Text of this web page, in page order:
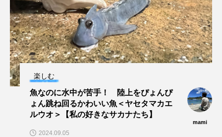
マテガイ ミカヅキノエボシ
ミナミギンガメアジ ミナミヌマエビ
ミナミハタンポ ミナミメダカ
ミンククジラ
メカジキ メガロドン メギス
楽しむ
魚なのに水中が苦手！ 陸上をぴょんぴ
ょん跳ね回るかわいい魚＜ヤセタマカエ
ルウオ＞【私の好きなサカナたち】
mami
2024.09.05